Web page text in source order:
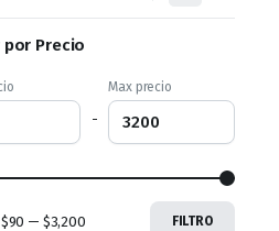
por Precio
-
Max precio
FILTRO
$90 — $3,200